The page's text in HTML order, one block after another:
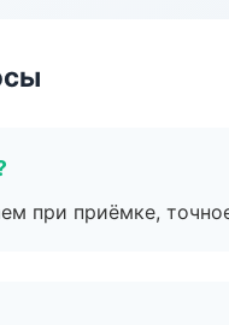
при приёмке,